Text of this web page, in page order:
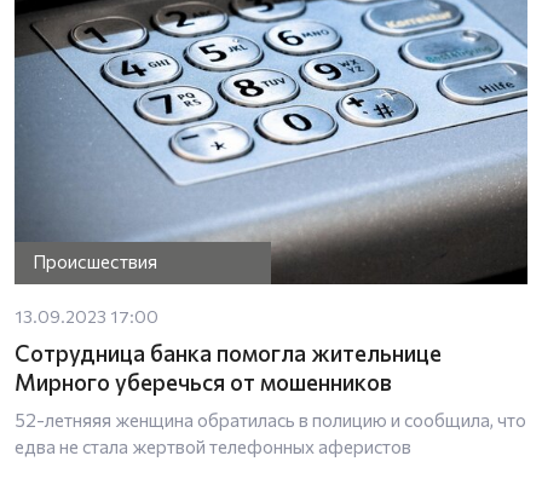
Происшествия
13.09.2023 17:00
Сотрудница банка помогла жительнице
Мирного уберечься от мошенников
52-летняяя женщина обратилась в полицию и сообщила, что
едва не стала жертвой телефонных аферистов